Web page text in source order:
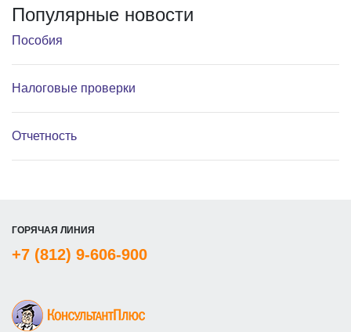
Популярные новости
Пособия
Налоговые проверки
Отчетность
ГОРЯЧАЯ ЛИНИЯ
+7 (812) 9-606-900